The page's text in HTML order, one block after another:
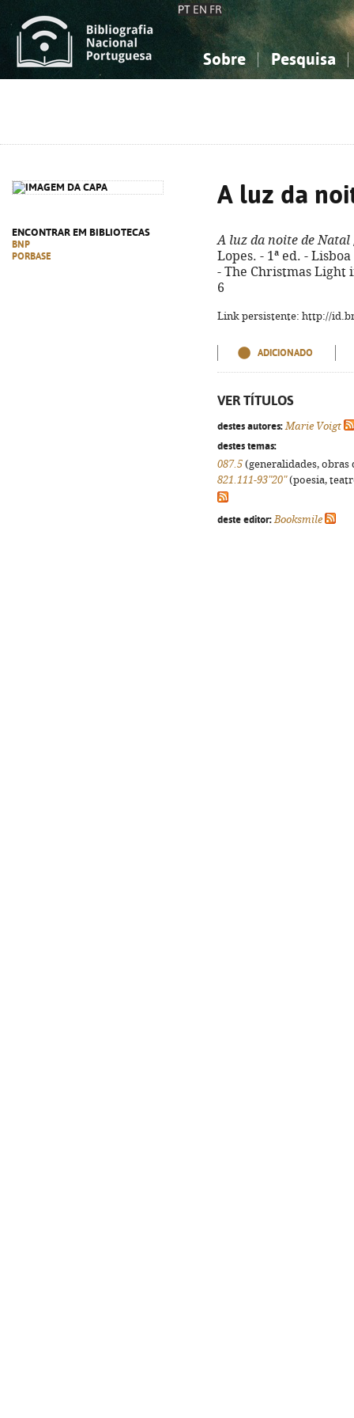
PT EN FR
Sobre Pesquisa
ENCONTRAR EM BIBLIOTECAS
BNP
PORBASE
A luz da
A luz da noite de Natal
Lopes. - 1ª ed. -
- The Christmas Light
6
Link persistente: http://
ADICIONADO
VER TÍTULOS
destes autores: Marie Voigt
destes temas:
087.5 (generalidades,
821.111-93"20"(poesia,
deste editor: Booksmile